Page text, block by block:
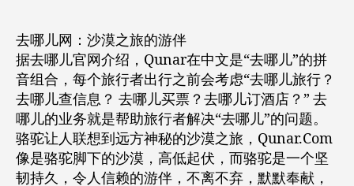
去哪儿网：沙漠之旅的游伴
据去哪儿官网介绍，Qunar在中文是“去哪儿”的拼
音组合，每个旅行者出行之前会考虑“去哪儿旅行？
去哪儿查信息？ 去哪儿买票？去哪儿订酒店？” 去
哪儿的业务就是帮助旅行者解决“去哪儿”的问题。
骆驼让人联想到远方神秘的沙漠之旅，Qunar.Com
像是骆驼脚下的沙漠，高低起伏，而骆驼是一个坚
韧持久，令人信赖的游伴，不离不弃，默默奉献，